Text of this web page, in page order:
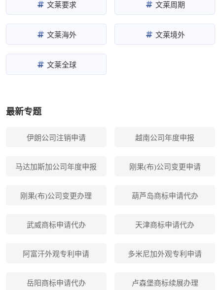
文莱要求 文莱周期
文莱海外 文莱境外
文莱全球
最新专题
伊朗公司注销申请 越南公司年度申报
马达加斯加公司年度申报 刚果(布)公司变更申请
刚果(布)公司变更办理 葫芦岛商标申请代办
武威商标申请代办 天津商标申请代办
阿富汗外观专利申请 多米尼加外观专利申请
岳阳商标申请代办 卢森堡商标续展办理